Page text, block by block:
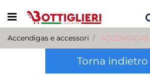
Open menu
Accendigas e accessori
Torna indietro